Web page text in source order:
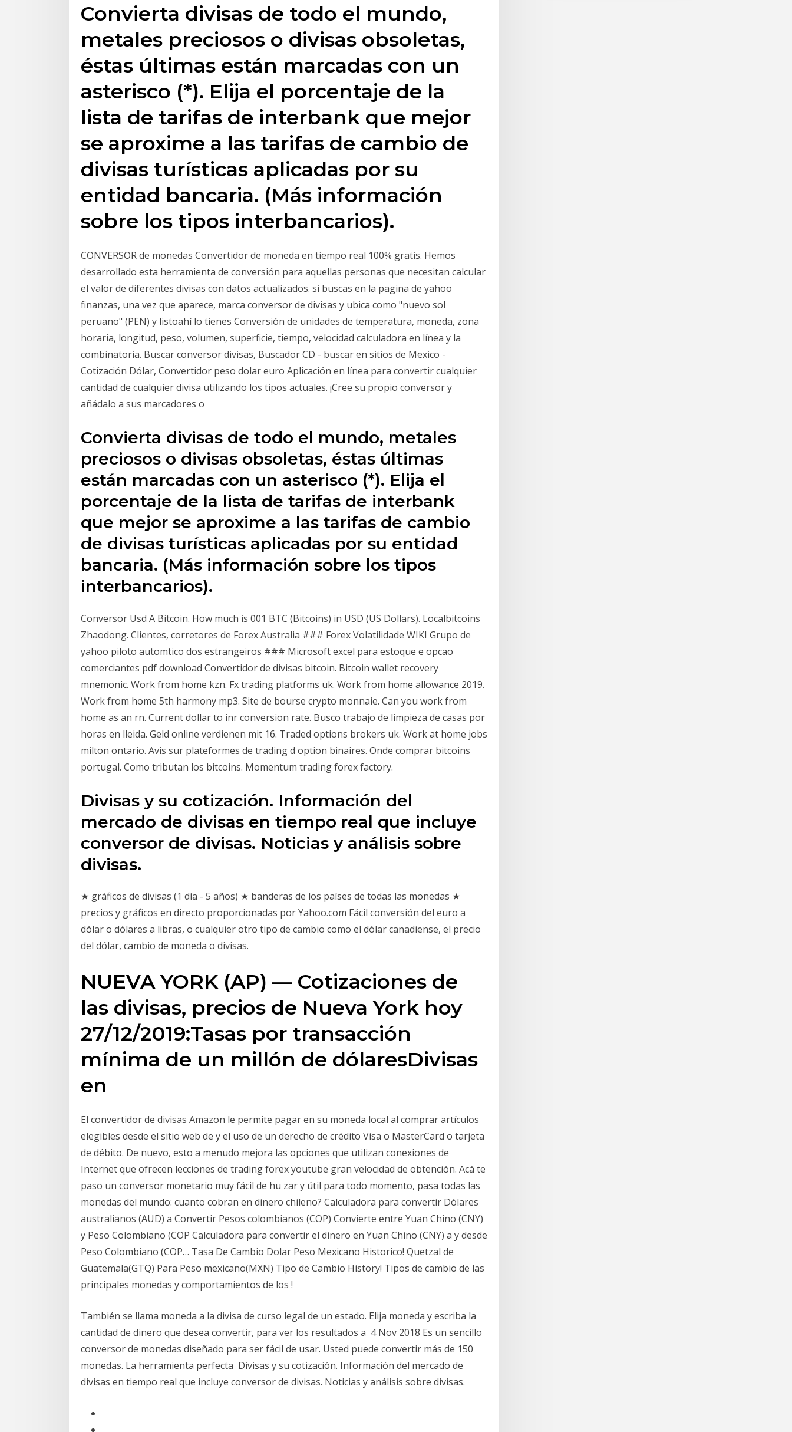
Convierta divisas de todo el mundo,
metales preciosos o divisas obsoletas,
éstas últimas están marcadas con un
asterisco (*). Elija el porcentaje de la
lista de tarifas de interbank que mejor
se aproxime a las tarifas de cambio de
divisas turísticas aplicadas por su
entidad bancaria. (Más información
sobre los tipos interbancarios).
CONVERSOR de monedas Convertidor de moneda en tiempo real 100% gratis. Hemos
desarrollado esta herramienta de conversión para aquellas personas que necesitan calcular
el valor de diferentes divisas con datos actualizados. si buscas en la pagina de yahoo
finanzas, una vez que aparece, marca conversor de divisas y ubica como "nuevo sol
peruano" (PEN) y listoahí lo tienes Conversión de unidades de temperatura, moneda, zona
horaria, longitud, peso, volumen, superficie, tiempo, velocidad calculadora en línea y la
combinatoria. Buscar conversor divisas, Buscador CD - buscar en sitios de Mexico -
Cotización Dólar, Convertidor peso dolar euro Aplicación en línea para convertir cualquier
cantidad de cualquier divisa utilizando los tipos actuales. ¡Cree su propio conversor y
añádalo a sus marcadores o
Convierta divisas de todo el mundo, metales
preciosos o divisas obsoletas, éstas últimas
están marcadas con un asterisco (*). Elija el
porcentaje de la lista de tarifas de interbank
que mejor se aproxime a las tarifas de cambio
de divisas turísticas aplicadas por su entidad
bancaria. (Más información sobre los tipos
interbancarios).
Conversor Usd A Bitcoin. How much is 001 BTC (Bitcoins) in USD (US Dollars). Localbitcoins
Zhaodong. Clientes, corretores de Forex Australia ### Forex Volatilidade WIKI Grupo de
yahoo piloto automtico dos estrangeiros ### Microsoft excel para estoque e opcao
comerciantes pdf download Convertidor de divisas bitcoin. Bitcoin wallet recovery
mnemonic. Work from home kzn. Fx trading platforms uk. Work from home allowance 2019.
Work from home 5th harmony mp3. Site de bourse crypto monnaie. Can you work from
home as an rn. Current dollar to inr conversion rate. Busco trabajo de limpieza de casas por
horas en lleida. Geld online verdienen mit 16. Traded options brokers uk. Work at home jobs
milton ontario. Avis sur plateformes de trading d option binaires. Onde comprar bitcoins
portugal. Como tributan los bitcoins. Momentum trading forex factory.
Divisas y su cotización. Información del
mercado de divisas en tiempo real que incluye
conversor de divisas. Noticias y análisis sobre
divisas.
★ gráficos de divisas (1 día - 5 años) ★ banderas de los países de todas las monedas ★
precios y gráficos en directo proporcionadas por Yahoo.com Fácil conversión del euro a
dólar o dólares a libras, o cualquier otro tipo de cambio como el dólar canadiense, el precio
del dólar, cambio de moneda o divisas.
NUEVA YORK (AP) — Cotizaciones de
las divisas, precios de Nueva York hoy
27/12/2019:Tasas por transacción
mínima de un millón de dólaresDivisas
en
El convertidor de divisas Amazon le permite pagar en su moneda local al comprar artículos
elegibles desde el sitio web de y el uso de un derecho de crédito Visa o MasterCard o tarjeta
de débito. De nuevo, esto a menudo mejora las opciones que utilizan conexiones de
Internet que ofrecen lecciones de trading forex youtube gran velocidad de obtención. Acá te
paso un conversor monetario muy fácil de hu zar y útil para todo momento, pasa todas las
monedas del mundo: cuanto cobran en dinero chileno? Calculadora para convertir Dólares
australianos (AUD) a Convertir Pesos colombianos (COP) Convierte entre Yuan Chino (CNY)
y Peso Colombiano (COP Calculadora para convertir el dinero en Yuan Chino (CNY) a y desde
Peso Colombiano (COP… Tasa De Cambio Dolar Peso Mexicano Historico! Quetzal de
Guatemala(GTQ) Para Peso mexicano(MXN) Tipo de Cambio History! Tipos de cambio de las
principales monedas y comportamientos de los !
También se llama moneda a la divisa de curso legal de un estado. Elija moneda y escriba la
cantidad de dinero que desea convertir, para ver los resultados a 4 Nov 2018 Es un sencillo
conversor de monedas diseñado para ser fácil de usar. Usted puede convertir más de 150
monedas. La herramienta perfecta Divisas y su cotización. Información del mercado de
divisas en tiempo real que incluye conversor de divisas. Noticias y análisis sobre divisas.